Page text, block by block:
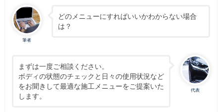
筆者
どのメニューにすればいいかわからない場合
は？
代表
まずは一度ご相談ください。
ボディの状態のチェックと日々の使用状況など
をお聞きして最適な施工メニューをご提案いた
します。